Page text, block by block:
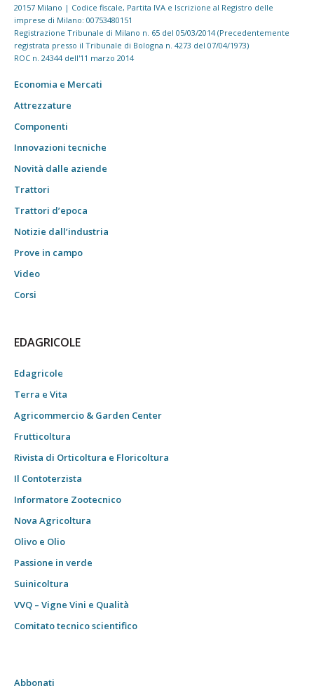
20157 Milano | Codice fiscale, Partita IVA e Iscrizione al Registro delle
imprese di Milano: 00753480151
Registrazione Tribunale di Milano n. 65 del 05/03/2014 (Precedentemente
registrata presso il Tribunale di Bologna n. 4273 del 07/04/1973)
ROC n. 24344 dell'11 marzo 2014
Economia e Mercati
Attrezzature
Componenti
Innovazioni tecniche
Novità dalle aziende
Trattori
Trattori d’epoca
Notizie dall’industria
Prove in campo
Video
Corsi
EDAGRICOLE
Edagricole
Terra e Vita
Agricommercio & Garden Center
Frutticoltura
Rivista di Orticoltura e Floricoltura
Il Contoterzista
Informatore Zootecnico
Nova Agricoltura
Olivo e Olio
Passione in verde
Suinicoltura
VVQ – Vigne Vini e Qualità
Comitato tecnico scientifico
Abbonati